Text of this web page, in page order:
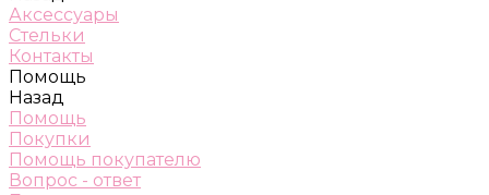
Аксессуары
Стельки
Контакты
Помощь
Назад
Помощь
Покупки
Помощь покупателю
Вопрос - ответ